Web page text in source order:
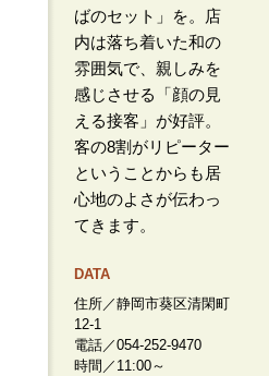
ばのセット」を。店
内は落ち着いた和の
雰囲気で、親しみを
感じさせる「顔の見
える接客」が好評。
客の8割がリピーター
ということからも居
心地のよさが伝わっ
てきます。
DATA
住所／静岡市葵区清閑町
12-1
電話／054-252-9470
時間／11:00～